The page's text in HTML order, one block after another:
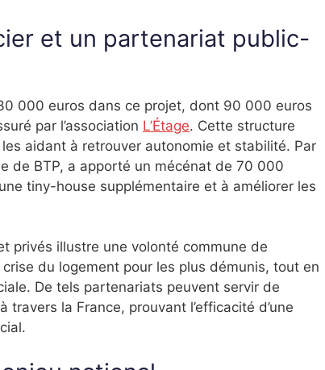
et un partenariat public-
000 euros dans ce projet, dont 90 000 euros
par l’association L’Étage. Cette structure
aidant à retrouver autonomie et stabilité. Par
de BTP, a apporté un mécénat de 70 000
tiny-house supplémentaire et à améliorer les
privés illustre une volonté commune de
du logement pour les plus démunis, tout en
De tels partenariats peuvent servir de
la France, prouvant l’efficacité d’une